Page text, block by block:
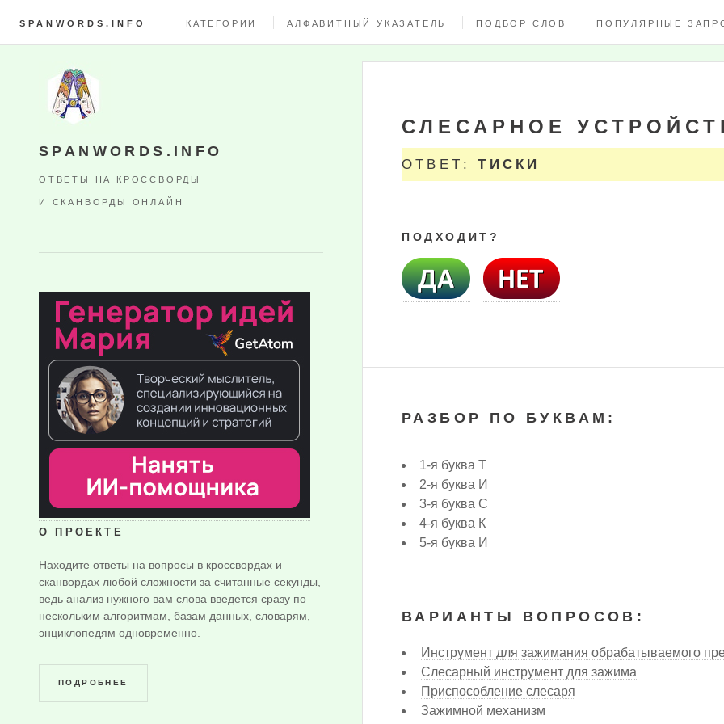
SPANWORDS.INFO КАТЕГОРИИ АЛФАВИТНЫЙ УКАЗАТЕЛЬ ПОДБОР СЛОВ ПОПУЛЯРНЫЕ
СЛЕСАРНОЕ
ОТВЕТ:ТИСКИ
ПОДХОДИТ?
РАЗБОР ПО БУКВАМ:
1-я буква Т
2-я буква И
3-я буква С
4-я буква К
5-я буква И
ВАРИАНТЫ ВОПРОСОВ:
Инструмент для зажимания обрабатываемого
Слесарный инструмент для зажима
Приспособление слесаря
Зажимной механизм
SPANWORDS.INFO
ОТВЕТЫ НА КРОССВОРДЫ
И СКАНВОРДЫ ОНЛАЙН
О ПРОЕКТЕ
Находите ответы на вопросы в кроссвордах и
сканвордах любой сложности за считанные секунды,
ведь анализ нужного вам слова введется сразу по
нескольким алгоритмам, базам данных, словарям,
энциклопедям одновременно.
ПОДРОБНЕЕ